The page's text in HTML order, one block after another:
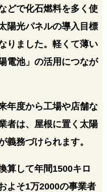
どで化石燃料を多く使
陽光パネルの導入目標
りました。軽くて薄い
電池」の活用につなが
年度から工場や店舗な
者は、屋根に置く太陽
義務づけられます。
算して年間1500キロ
よそ1万2000の事業者